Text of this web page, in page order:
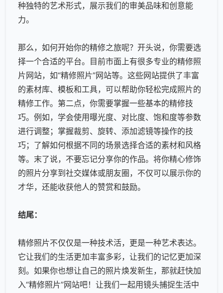
种独特的艺术形式，展示我们的审美品味和创意能
力。
那么，如何开始你的精修之旅呢？开头说，你需要选
择一个合适的平台。目前市面上有很多专业的精修照
片网站，如“精修照片”网站等。这些网站提供了丰富
的素材库、模板和工具，可以帮助你轻松完成照片的
精修工作。第二点，你需要掌握一些基本的精修技
巧。例如，学会使用曝光度、对比度、饱和度等参数
进行调整；掌握裁剪、旋转、添加滤镜等操作的技
巧；了解如何根据不同的场景选择合适的素材和风格
等。末了说，不要忘记分享你的作品。将你精心修饰
的照片分享到社交媒体或朋友圈，不仅可以展示你的
才华，还能收获他人的赞赏和鼓励。
结尾：
精修照片不仅仅是一种技术活，更是一种艺术表达。
它让我们的生活更加丰富多彩，让我们的记忆更加深
刻。如果你也想让自己的照片焕发新生，那就赶快加
入“精修照片”网站吧！让我们一起用镜头捕捉生活中